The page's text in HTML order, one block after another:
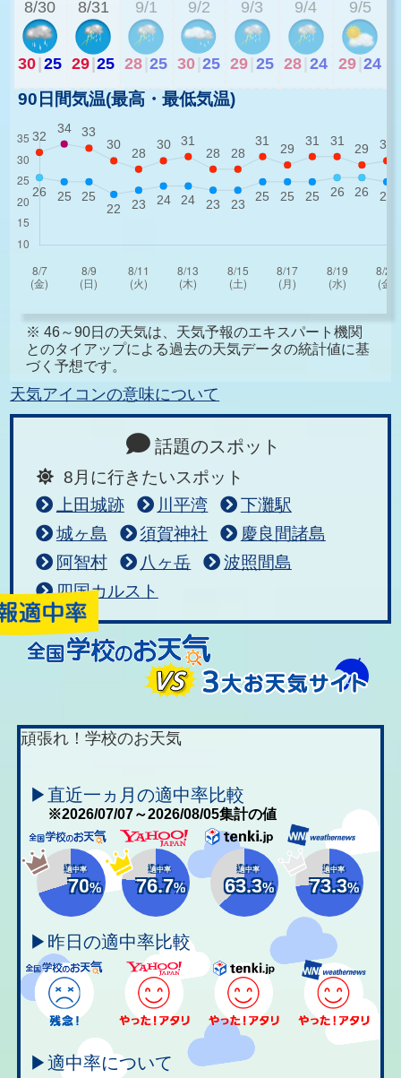
8/30
30|25
8/31
29|25
9/1
28 25
9/2
30 25
9/3
29 25
9/4
28 24
9/5
29 24
90日間気温(最高・最低気温)
※ 46～90日の天気は、天気予報のエキスパート機関
とのタイアップによる過去の天気データの統計値に基
づく予想です。
天気アイコンの意味について
話題のスポット
8月に行きたいスポット
上田城跡
川平湾
下灘駅
城ヶ島
須賀神社
慶良間諸島
阿智村
八ヶ岳
波照間島
四国カルスト
頑張れ！学校のお天気
▶直近一ヵ月の適中率比較
※2026/07/07～2026/08/05集計の値
適中率
70%
適中率
76.7%
適中率
63.3%
適中率
73.3%
▶昨日の適中率比較
▶適中率について